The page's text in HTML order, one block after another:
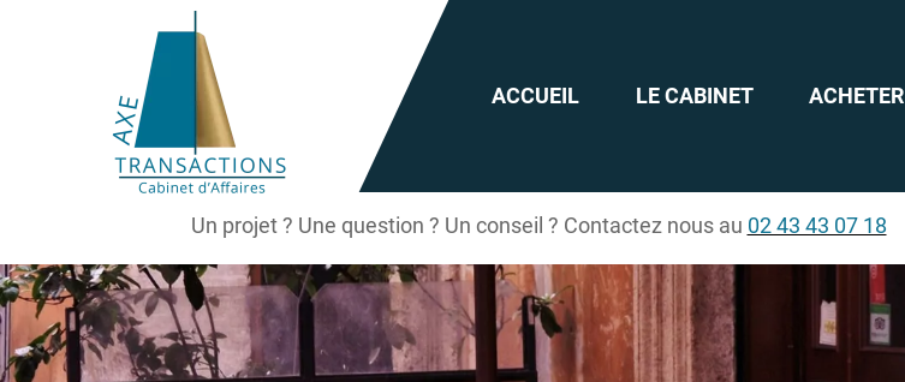
ACCUEIL LE CABINET ACHETER
Un projet ? Une question ? Un conseil ? Contactez nous au 02 43 43 07 18